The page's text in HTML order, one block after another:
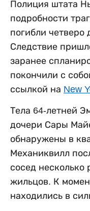
Полиция штата
подробности
погибли четверо
Следствие
заранее
покончили с
ссылкой на New
Тела 64-летней
дочери Сары
обнаружены в
Механиквилл
сосед несколько
жильцов. К
находились в